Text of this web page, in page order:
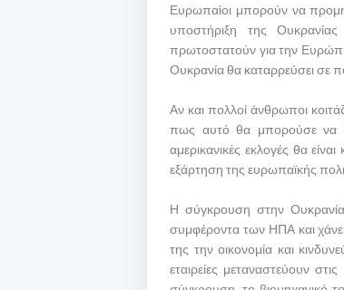
Ευρωπαίοι μπορούν να
υποστήριξη της
πρωτοστατούν για την
Ουκρανία θα καταρρεύσει σε
Αν και πολλοί άνθρωποι
πως αυτό θα μπορούσε να
αμερικανικές εκλογές θα
εξάρτηση της ευρωπαϊκής
Η σύγκρουση στην
συμφέροντα των ΗΠΑ και
της την οικονομία και
εταιρείες μεταναστεύουν